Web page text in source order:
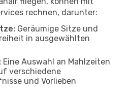
rechnen, darunter:
Geräumige Sitze und
in ausgewählten
Eine Auswahl an Mahlzeiten
verschiedene
und Vorlieben